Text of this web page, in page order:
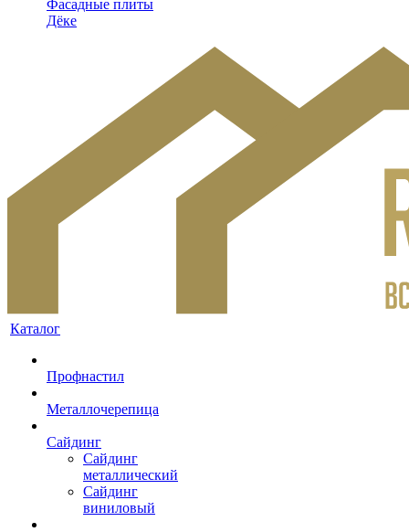
Фасадные плиты
Дёке
Каталог
Профнастил
Металлочерепица
Сайдинг
Сайдинг
металлический
Сайдинг
виниловый